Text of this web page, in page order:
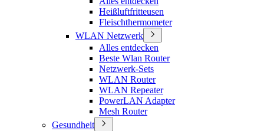
Heißluftfritteusen
Fleischthermometer
WLAN Netzwerk
Alles entdecken
Beste Wlan Router
Netzwerk-Sets
WLAN Router
WLAN Repeater
PowerLAN Adapter
Mesh Router
Gesundheit